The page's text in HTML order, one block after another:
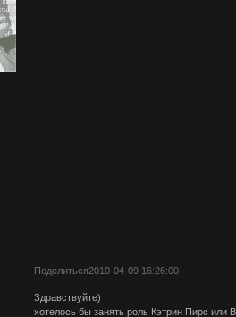
Поделиться2010-04-09 16:26:00
Здравствуйте)
хотелось бы занять роль Кэтрин Пирс или